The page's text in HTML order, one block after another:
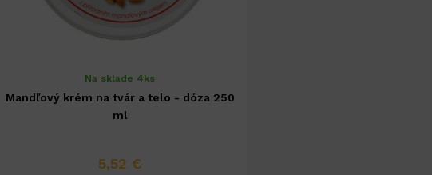
Na sklade 4ks
Mandľový krém na tvár a telo - dóza 250
ml
5,52 €